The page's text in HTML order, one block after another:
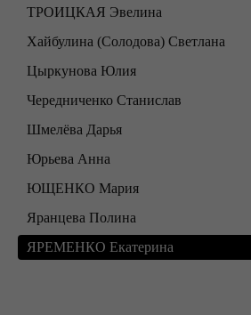
ТРОИЦКАЯ Эвелина
Хайбулина (Солодова) Светлана
Цыркунова Юлия
Чередниченко Станислав
Шмелёва Дарья
Юрьева Анна
ЮЩЕНКО Мария
Яранцева Полина
ЯРЕМЕНКО Екатерина